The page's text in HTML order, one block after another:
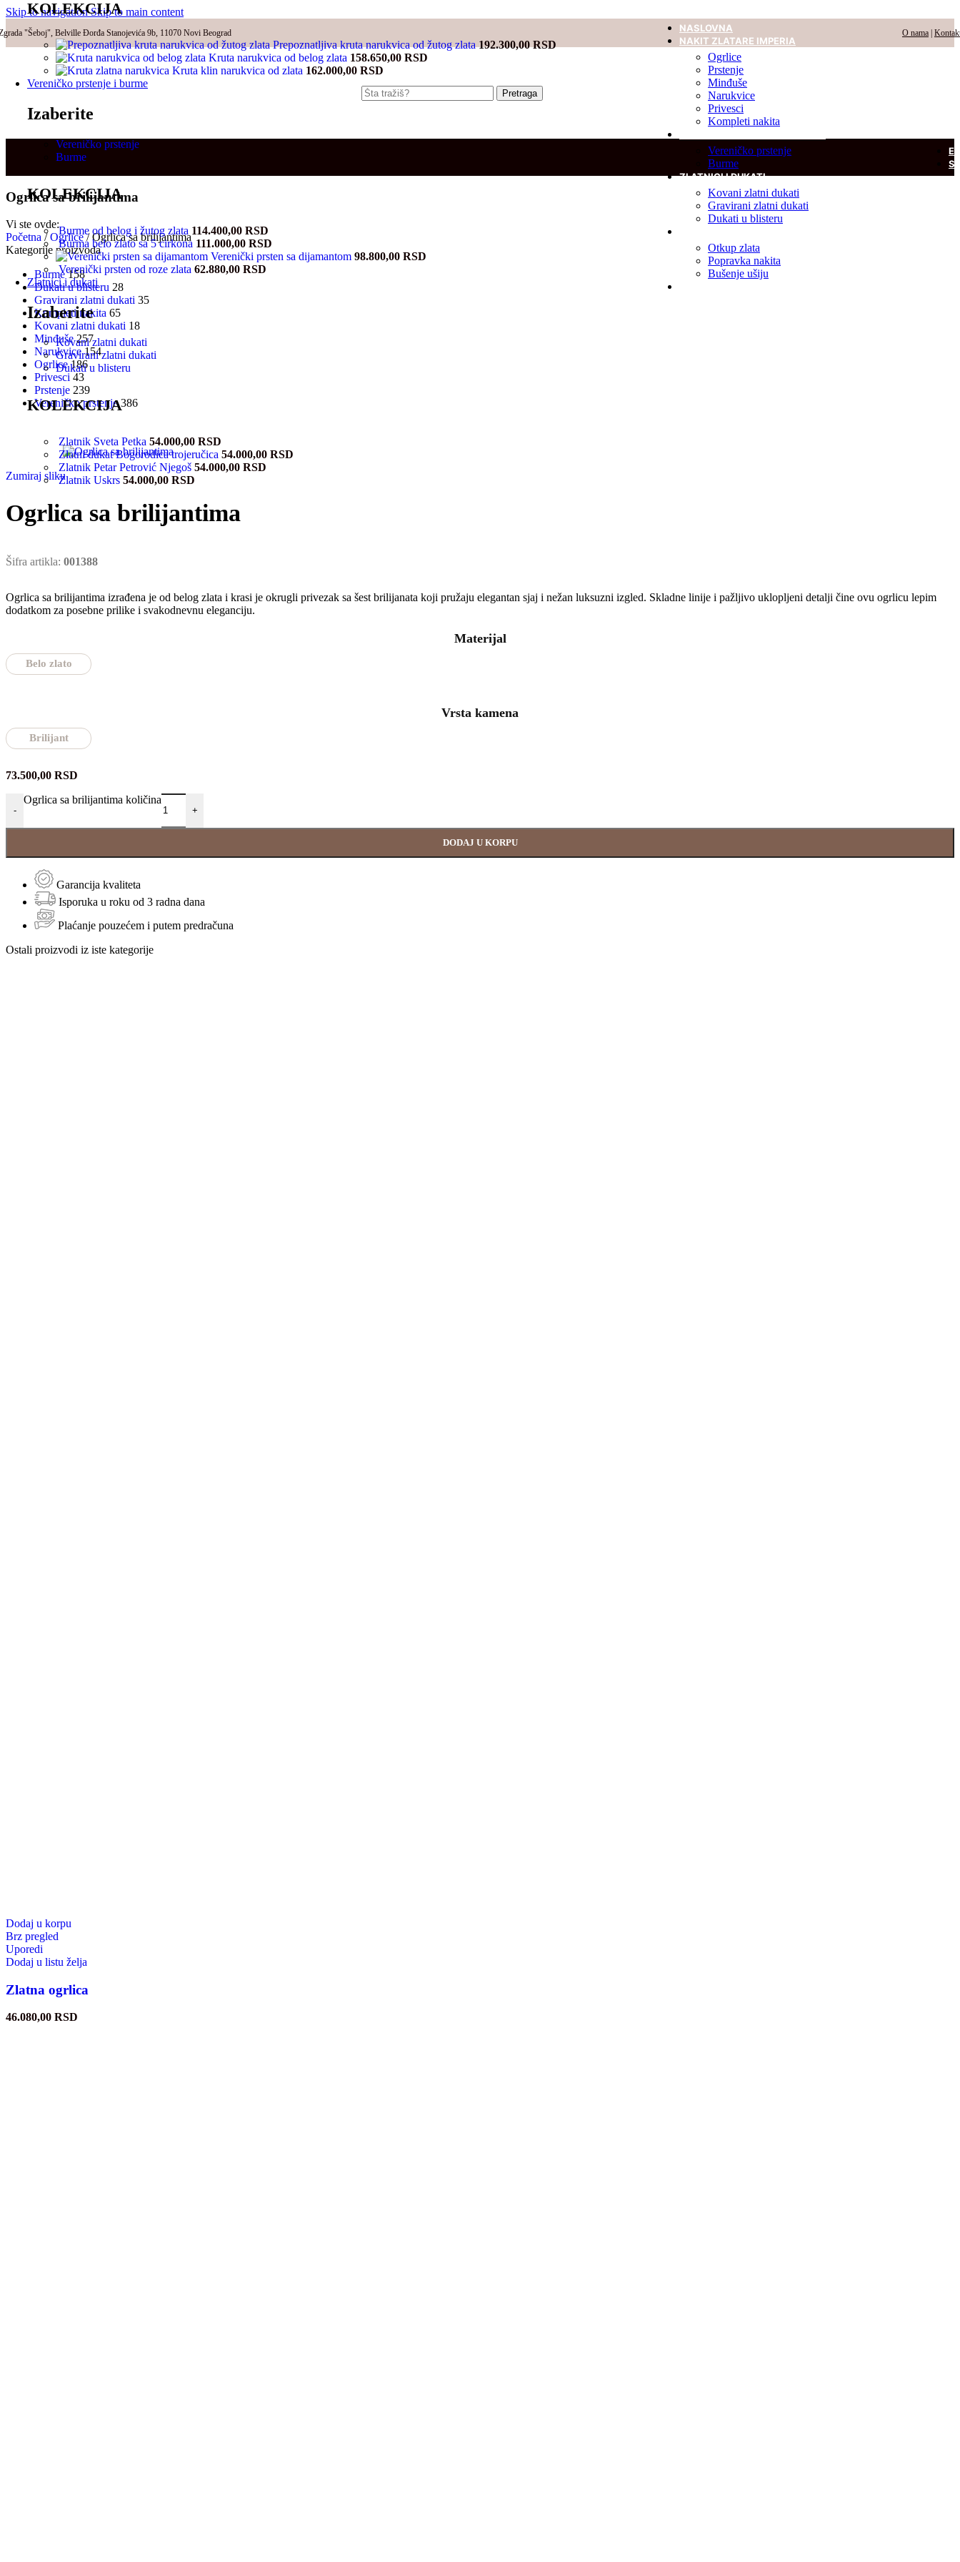
Skip to navigationSkip to main content
"Šeboj", Belville Đorđa Stanojevića 9b, 11070 Novi Beograd O nama
Pretraga
KOLEKCIJA
Prepoznatljiva kruta narukvica od žutog zlata192.300,00RSD
Kruta narukvica od belog zlata 158.650,00 RSD
Kruta klin narukvica od zlata 162.000,00 RSD
Vereničko prstenje i burme
Izaberite
Vereničko prstenje
Burme
KOLEKCIJA
Burme od belog i žutog zlata 114.400,00 RSD
Burma belo zlato sa 5 cirkona 111.000,00 RSD
Verenički prsten sa dijamantom 98.800,00 RSD
Verenički prsten od roze zlata 62.880,00 RSD
Zlatnici i dukati
Izaberite
Kovani zlatni dukati
Gravirani zlatni dukati
Dukati u blisteru
KOLEKCIJA
Zlatnik Sveta Petka 54.000,00 RSD
Zlatni dukat Bogorodica trojeručica 54.000,00 RSD
Zlatnik Petar Petrović Njegoš 54.000,00 RSD
Zlatnik Uskrs 54.000,00 RSD
NASLOVNA
NAKIT ZLATARE IMPERIA
Ogrlice
Prstenje
Minđuše
Narukvice
Privesci
Kompleti nakita
Vereničko prstenje
Burme
ZLATNICI I DUKATI
Kovani zlatni dukati
Gravirani zlatni dukati
Dukati u blisteru
Otkup zlata
Popravka nakita
Bušenje ušiju
Ogrlica sa brilijantima
Vi ste ovde:
Početna / Ogrlice/ Ogrlica sa brilijantima
Kategorije proizvoda
Burme 158
Dukati u blisteru 28
Gravirani zlatni dukati 35
Kompleti nakita 65
Kovani zlatni dukati 18
Minđuše 257
Narukvice 154
Ogrlice 186
Privesci 43
Prstenje 239
Vereničko prstenje 386
Zumiraj sliku
Ogrlica sa brilijantima
Šifra artikla: 001388
Ogrlica sa brilijantima izrađena je od belog zlata i krasi je okrugli privezak sa šest brilijanata koji pružaju elegantan sjaj i nežan luksuzni izgled. Skladne linije i pažljivo uklopljeni detalji čine ovu ogrlicu lepim
dodatkom za posebne prilike i svakodnevnu eleganciju.
Materijal
Belo zlato
Vrsta kamena
Brilijant
73.500,00 RSD
-
Ogrlica sa brilijantima količina
+
DODAJ U KORPU
Garancija kvaliteta
Isporuka u roku od 3 radna dana
Plaćanje pouzećem i putem predračuna
Ostali proizvodi iz iste kategorije
Dodaj u korpu
Brz pregled
Uporedi
Dodaj u listu želja
Zlatna ogrlica
46.080,00 RSD